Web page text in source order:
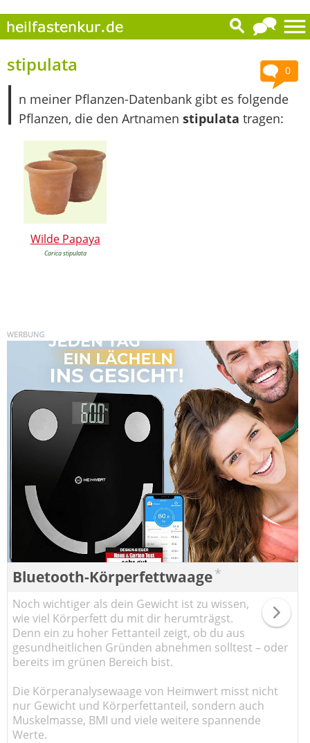
0
stipulata
I n meiner Pflanzen-Datenbank gibt es folgende
Pflanzen, die den Artnamen stipulata tragen:
Wilde Papaya
Carica stipulata
Bluetooth-Körperfettwaage*
Noch wichtiger als dein Gewicht ist zu wissen,
wie viel Körperfett du mit dir herumträgst.
Denn ein zu hoher Fettanteil zeigt, ob du aus
gesundheitlichen Gründen abnehmen solltest – oder
bereits im grünen Bereich bist.
Die Körperanalysewaage von Heimwert misst nicht
nur Gewicht und Körperfettanteil, sondern auch
Muskelmasse, BMI und viele weitere spannende
Werte.